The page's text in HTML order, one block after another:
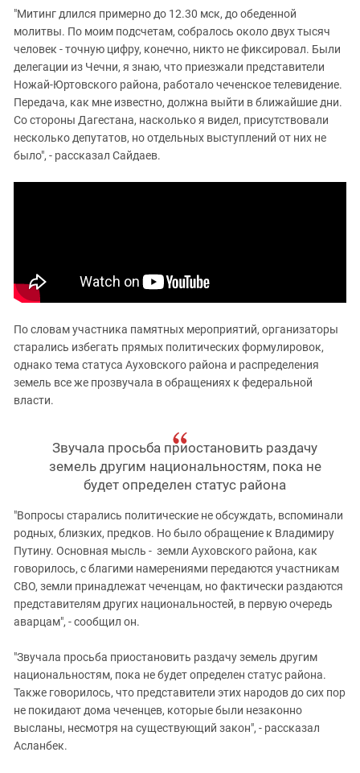
"Митинг длился примерно до 12.30 мск, до обеденной
молитвы. По моим подсчетам, собралось около двух тысяч
человек - точную цифру, конечно, никто не фиксировал. Были
делегации из Чечни, я знаю, что приезжали представители
Ножай-Юртовского района, работало чеченское телевидение.
Передача, как мне известно, должна выйти в ближайшие дни.
Со стороны Дагестана, насколько я видел, присутствовали
несколько депутатов, но отдельных выступлений от них не
было", - рассказал Сайдаев.
По словам участника памятных мероприятий, организаторы
старались избегать прямых политических формулировок,
однако тема статуса Ауховского района и распределения
земель все же прозвучала в обращениях к федеральной
власти.
Звучала просьба приостановить раздачу
земель другим национальностям, пока не
будет определен статус района
"Вопросы старались политические не обсуждать, вспоминали
родных, близких, предков. Но было обращение к Владимиру
Путину. Основная мысль - земли Ауховского района, как
говорилось, с благими намерениями передаются участникам
СВО, земли принадлежат чеченцам, но фактически раздаются
представителям других национальностей, в первую очередь
аварцам", - сообщил он.
"Звучала просьба приостановить раздачу земель другим
национальностям, пока не будет определен статус района.
Также говорилось, что представители этих народов до сих пор
не покидают дома чеченцев, которые были незаконно
высланы, несмотря на существующий закон", - рассказал
Асланбек.